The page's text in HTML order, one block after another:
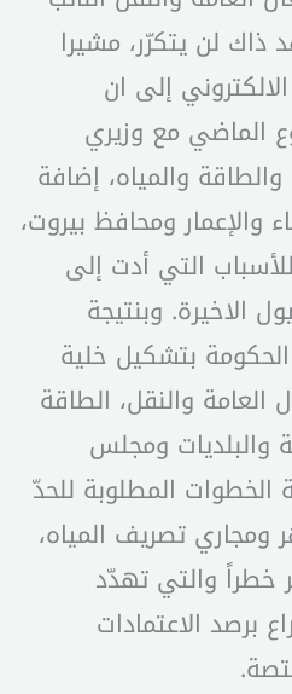
لن يتكرّر، مشيرا
في حديث لموقع mtv الالكتروني إلى ان
الماضي مع وزيري
والمياه، إضافة
والإعمار ومحافظ بيروت،
التي أدت إلى
الاخيرة. وبنتيجة
الحكومة بتشكيل خلية
العامة والنقل، الطاقة
والبلديات ومجلس
الخطوات المطلوبة للحدّ
ومجاري تصريف المياه،
خطراً والتي تهدّد
برصد الاعتمادات